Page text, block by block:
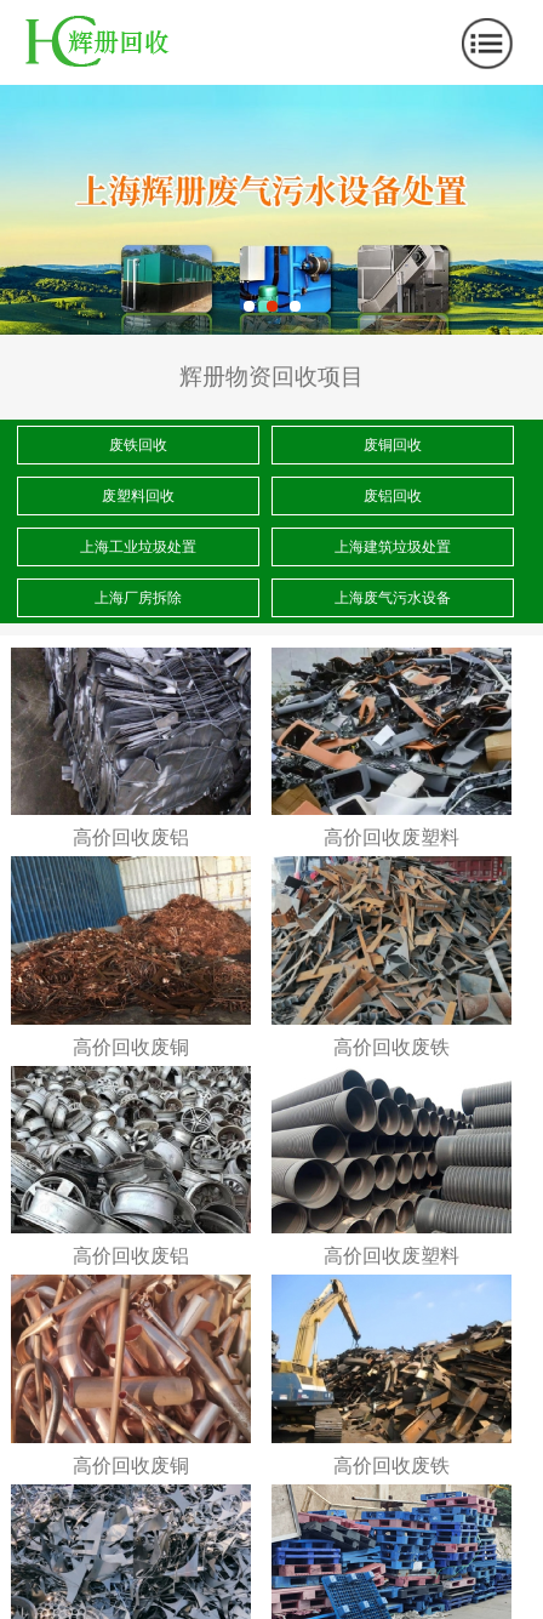
辉册物资回收项目
废铁回收 废铜回收
废塑料回收 废铝回收
上海工业垃圾处置 上海建筑垃圾处置
上海厂房拆除 上海废气污水设备
高价回收废铝 高价回收废塑料
高价回收废铜 高价回收废铁
高价回收废铝 高价回收废塑料
高价回收废铜 高价回收废铁